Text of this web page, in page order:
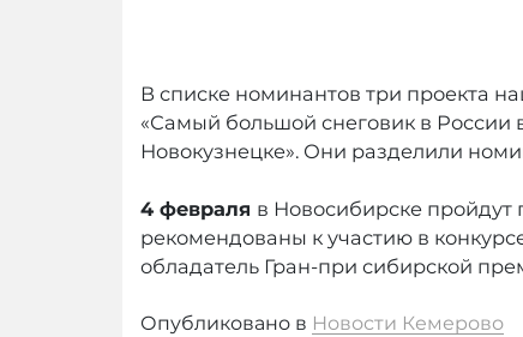
В списке номинантов три проекта
«Самый большой снеговик в России
Новокузнецке». Они разделили
4 февраля в Новосибирске
рекомендованы к участию в
обладатель Гран-при сибирской
Опубликовано в Новости Кемерово